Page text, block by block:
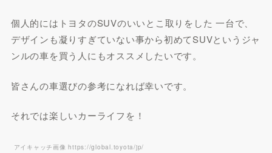
個人的にはトヨタのSUVのいいとこ取りをした 一台で、
デザインも凝りすぎていない事から初めてSUVというジャ
ンルの車を買う人にもオススメしたいです。
皆さんの車選びの参考になれば幸いです。
それでは楽しいカーライフを！
アイキャッチ画像 https://global.toyota/jp/